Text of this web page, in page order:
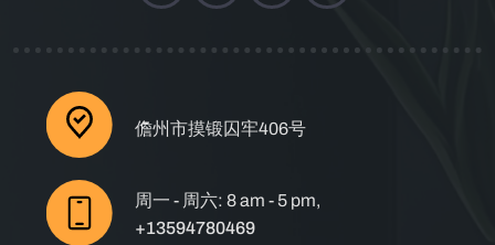
儋州市摸锻囚牢406号
周一 - 周六: 8 am - 5 pm,
+13594780469